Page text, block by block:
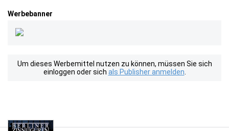
Werbebanner
Um dieses Werbemittel nutzen zu können, müssen Sie sich
einloggen oder sich als Publisher anmelden